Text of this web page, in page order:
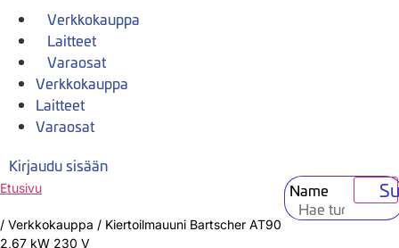
Verkkokauppa
Laitteet
Varaosat
Verkkokauppa
Laitteet
Varaosat
Kirjaudu sisään
Name
Etusivu
/ Verkkokauppa / Kiertoilmauuni Bartscher AT90
2,67 kW 230 V